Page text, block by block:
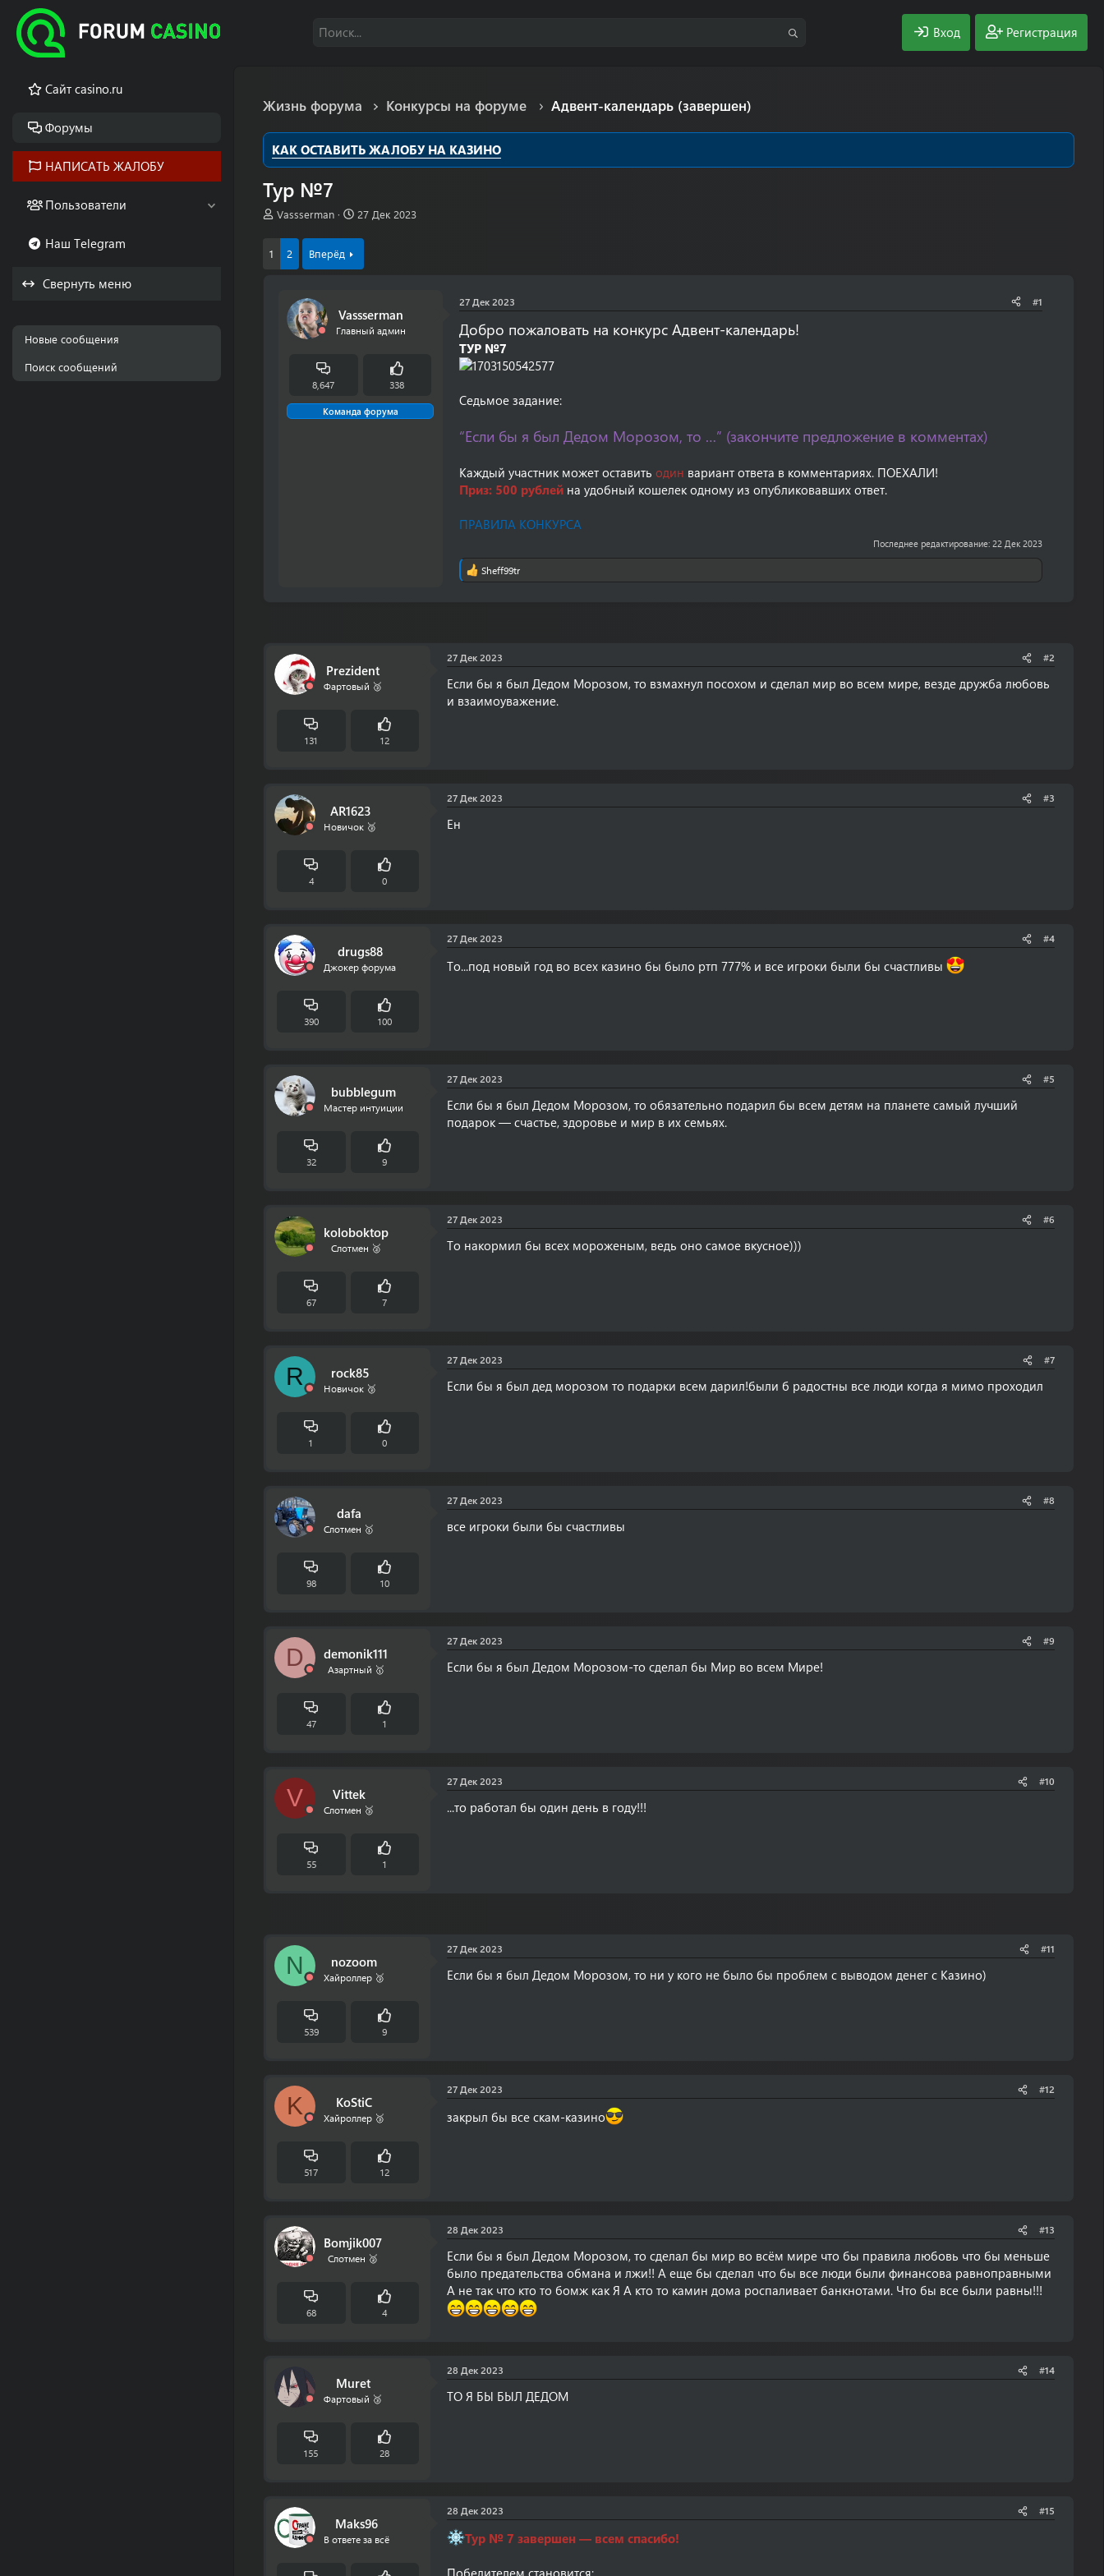
Вход Регистрация
Cайт casino.ru
Форумы
НАПИСАТЬ ЖАЛОБУ
Пользователи
Наш Telegram
Свернуть меню
Новые сообщения
Поиск сообщений
Жизнь форума Конкурсы на форуме Адвент-календарь (завершен)
КАК ОСТАВИТЬ ЖАЛОБУ НА КАЗИНО
Тур №7
А
р
Vassserman
Д
т
н
а
л
27 Дек 2023
1 2 Вперёд
Vassserman
Главный админ
8,647 338
Команда форума
27 Дек 2023 #1
Добро пожаловать на конкурс Адвент-календарь!
ТУР №7
Седьмое задание:
“Если бы я был Дедом Морозом, то …” (закончите предложение в комментах)
Каждый участник может оставить один вариант ответа в комментариях. ПОЕХАЛИ!
Приз: 500 рублей на удобный кошелек одному из опубликовавших ответ.
ПРАВИЛА КОНКУРСА
Последнее редактирование: 22 Дек 2023
Р
и
:
Sheff99tr
Prezident
Фартовый 🥉
131 12
27 Дек 2023 #2
Если бы я был Дедом Морозом, то взмахнул посохом и сделал мир во всем мире, везде дружба любовь
и взаимоуважение.
AR1623
Новичок 🥉
4 0
27 Дек 2023 #3
Ен
drugs88
Джокер форума
390 100
27 Дек 2023 #4
То...под новый год во всех казино бы было ртп 777% и все игроки были бы счастливы
bubblegum
Мастер интуиции
32 9
27 Дек 2023 #5
Если бы я был Дедом Морозом, то обязательно подарил бы всем детям на планете самый лучший
подарок — счастье, здоровье и мир в их семьях.
koloboktop
Слотмен 🥈
67 7
27 Дек 2023 #6
То накормил бы всех мороженым, ведь оно самое вкусное)))
R rock85
Новичок 🥉
1 0
27 Дек 2023 #7
Если бы я был дед морозом то подарки всем дарил!были б радостны все люди когда я мимо проходил
dafa
Слотмен 🥇
98 10
27 Дек 2023 #8
все игроки были бы счастливы
D demonik111
Азартный 🥇
47 1
27 Дек 2023 #9
Если бы я был Дедом Морозом-то сделал бы Мир во всем Мире!
V Vittek
Слотмен 🥉
55 1
27 Дек 2023 #10
...то работал бы один день в году!!!
N nozoom
Хайроллер 🥉
539 9
27 Дек 2023 #11
Если бы я был Дедом Морозом, то ни у кого не было бы проблем с выводом денег с Казино)
K KoStiC
Хайроллер 🥉
517 12
27 Дек 2023 #12
закрыл бы все скам-казино
Bomjik007
Слотмен 🥈
68 4
28 Дек 2023 #13
Если бы я был Дедом Морозом, то сделал бы мир во всём мире что бы правила любовь что бы меньше
было предательства обмана и лжи!! А еще бы сделал что бы все люди были финансова равноправными
А не так что кто то бомж как Я А кто то камин дома роспаливает банкнотами. Что бы все были равны!!!
Muret
Фартовый 🥉
155 28
28 Дек 2023 #14
ТО Я БЫ БЫЛ ДЕДОМ
Maks96
В ответе за всё
28 Дек 2023 #15
Тур № 7 завершен — всем спасибо!